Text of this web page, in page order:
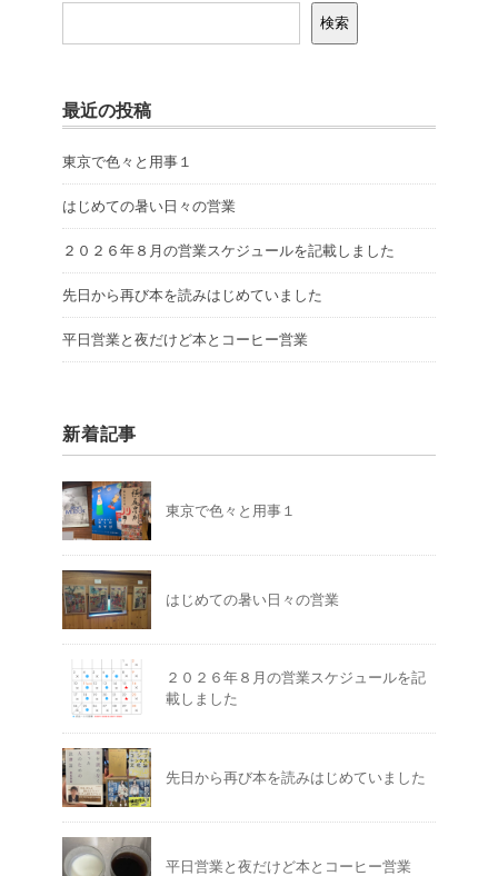
検索
最近の投稿
東京で色々と用事１
はじめての暑い日々の営業
２０２６年８月の営業スケジュールを記載しました
先日から再び本を読みはじめていました
平日営業と夜だけど本とコーヒー営業
新着記事
東京で色々と用事１
はじめての暑い日々の営業
２０２６年８月の営業スケジュールを記
載しました
先日から再び本を読みはじめていました
平日営業と夜だけど本とコーヒー営業